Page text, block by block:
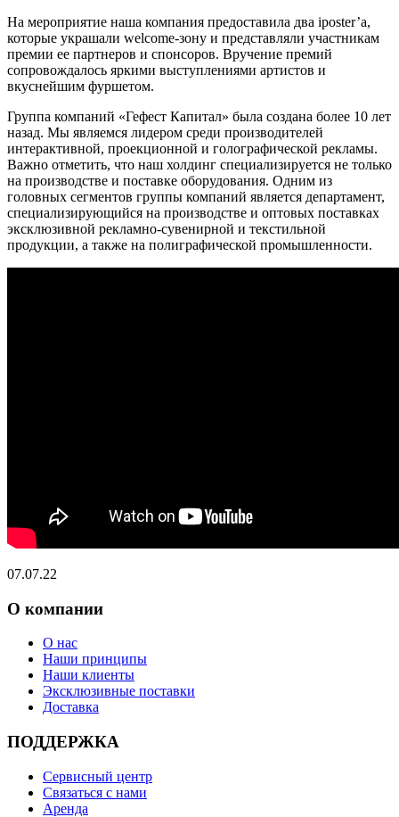
На мероприятие наша компания предоставила два iposter’а,
которые украшали welcome-зону и представляли участникам
премии ее партнеров и спонсоров. Вручение премий
сопровождалось яркими выступлениями артистов и
вкуснейшим фуршетом.
Группа компаний «Гефест Капитал» была создана более 10 лет
назад. Мы являемся лидером среди производителей
интерактивной, проекционной и голографической рекламы.
Важно отметить, что наш холдинг специализируется не только
на производстве и поставке оборудования. Одним из
головных сегментов группы компаний является департамент,
специализирующийся на производстве и оптовых поставках
эксклюзивной рекламно-сувенирной и текстильной
продукции, а также на полиграфической промышленности.
07.07.22
О компании
О нас
Наши принципы
Наши клиенты
Эксклюзивные поставки
Доставка
ПОДДЕРЖКА
Сервисный центр
Связаться с нами
Аренда